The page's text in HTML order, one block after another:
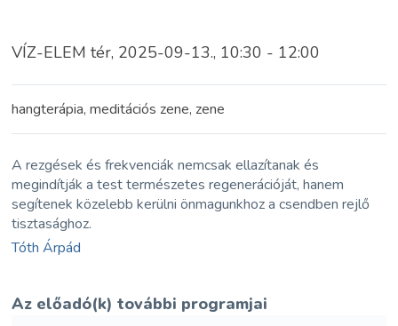
VÍZ-ELEM tér, 2025-09-13., 10:30 - 12:00
hangterápia, meditációs zene, zene
A rezgések és frekvenciák nemcsak ellazítanak és
megindítják a test természetes regenerációját, hanem
segítenek közelebb kerülni önmagunkhoz a csendben rejlő
tisztasághoz.
Tóth Árpád
Az előadó(k) további programjai